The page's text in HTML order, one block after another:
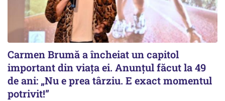
Carmen Brumă a încheiat un capitol
important din viața ei. Anunțul făcut la 49
de ani: „Nu e prea târziu. E exact momentul
potrivit!”